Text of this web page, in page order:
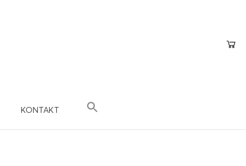
KONTAKT
×